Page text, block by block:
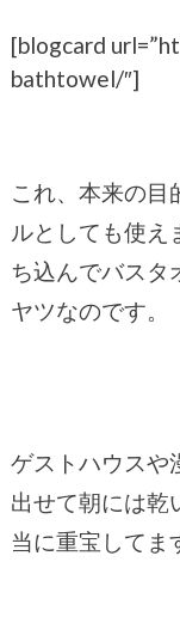
[blogcard
bathtowel/″]
これ、本来の目
ルとしても使え
ち込んでバスタ
ヤツなのです。
ゲストハウスや
出せて朝には乾
当に重宝してま